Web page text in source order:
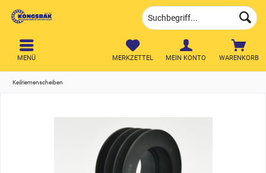
WARENKORB
MERKZETTEL MEIN KONTO
MENÜ
Keilriemenscheiben